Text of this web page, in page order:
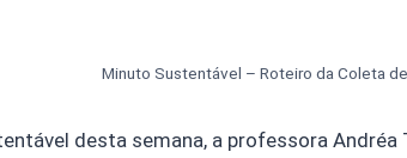
Minuto Sustentável – Roteiro da Coleta
desta semana, a professora Andréa